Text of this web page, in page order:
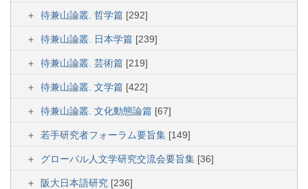
待兼山論叢. 哲学篇 [292]
待兼山論叢. 日本学篇 [239]
待兼山論叢. 芸術篇 [219]
待兼山論叢. 文学篇 [422]
待兼山論叢. 文化動態論篇 [67]
若手研究者フォーラム要旨集 [149]
グローバル人文学研究交流会要旨集 [36]
阪大日本語研究 [236]